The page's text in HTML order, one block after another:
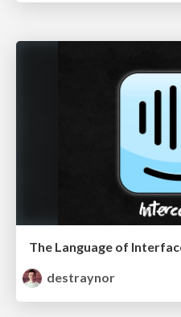
The Language of
destraynor